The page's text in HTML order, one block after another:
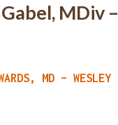
MDiv
MD –